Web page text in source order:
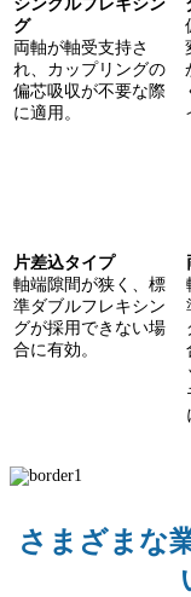
シングルフレキシン
グ
両軸が軸受支持さ
れ、カップリングの
偏芯吸収が不要な際
に適用。
片差込タイプ
軸端隙間が狭く、標
準ダブルフレキシン
グが採用できない場
合に有効。
さまざまな